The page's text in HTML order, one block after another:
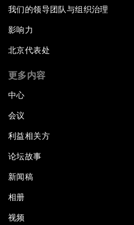
我们的领导团队与组织治理
影响力
北京代表处
更多内容
中心
会议
利益相关方
论坛故事
新闻稿
相册
视频